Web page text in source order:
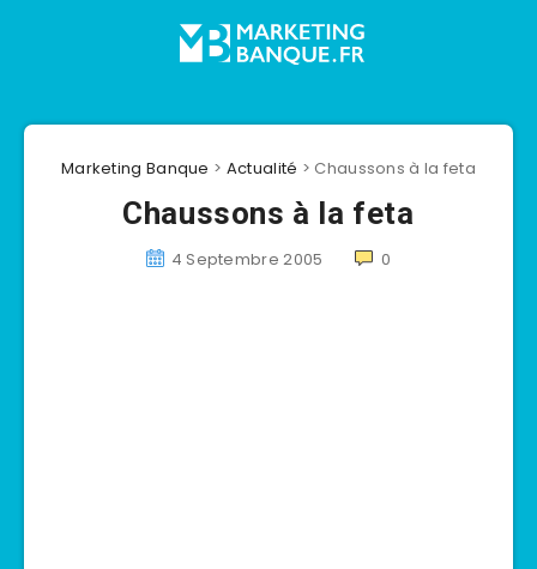
Marketing Banque > Actualité > Chaussons à la feta
Chaussons à la feta
4 Septembre 2005 0